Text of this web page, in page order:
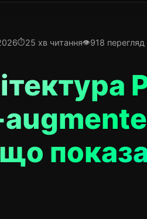
25 хв читання 918 перегляд